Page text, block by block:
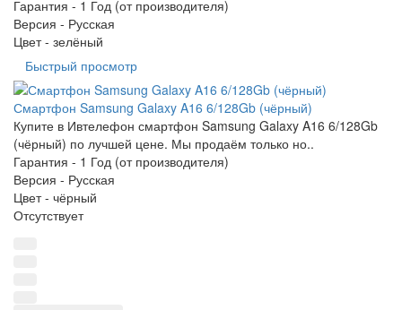
Гарантия - 1 Год (от производителя)
Версия - Русская
Цвет - зелёный
Быстрый просмотр
Смартфон Samsung Galaxy A16 6/128Gb (чёрный)
Купите в Ивтелефон смартфон Samsung Galaxy A16 6/128Gb
(чёрный) по лучшей цене. Мы продаём только но..
Гарантия - 1 Год (от производителя)
Версия - Русская
Цвет - чёрный
Отсутствует